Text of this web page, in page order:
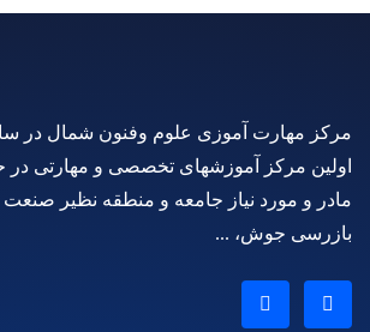
اولین مرکز آموزشهای تخصصی و مهارتی در
مادر و مورد نیاز جامعه و منطقه نظیر
بازرسی جوش، ...